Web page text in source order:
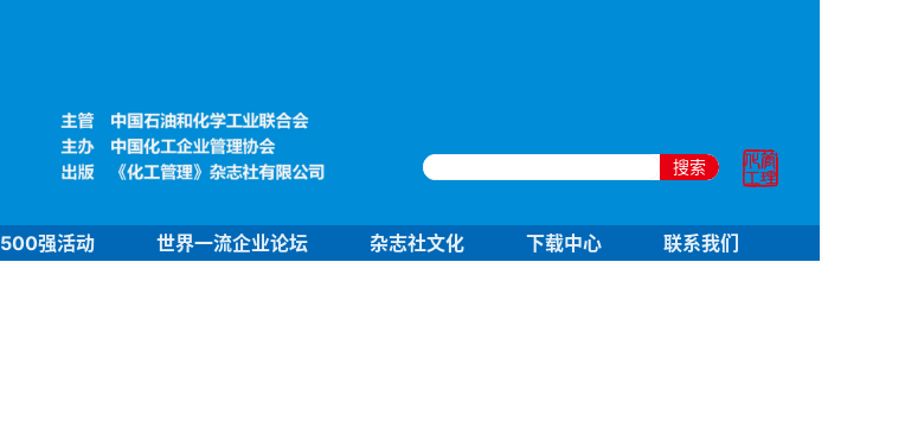
搜索
500强活动 世界一流企业论坛 杂志社文化 下载中心 联系我们